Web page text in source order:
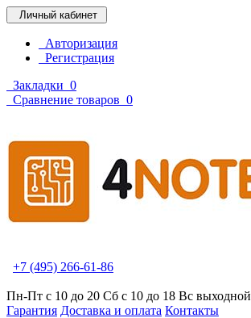
Личный кабинет
Авторизация
Регистрация
Закладки 0
Сравнение товаров 0
+7 (495) 266-61-86
Пн-Пт с 10 до 20 Сб с 10 до 18 Вс выходной
Гарантия Доставка и оплата Контакты